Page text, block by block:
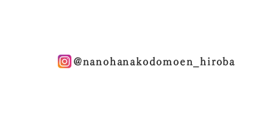
@nanohanakodomoen_hiroba